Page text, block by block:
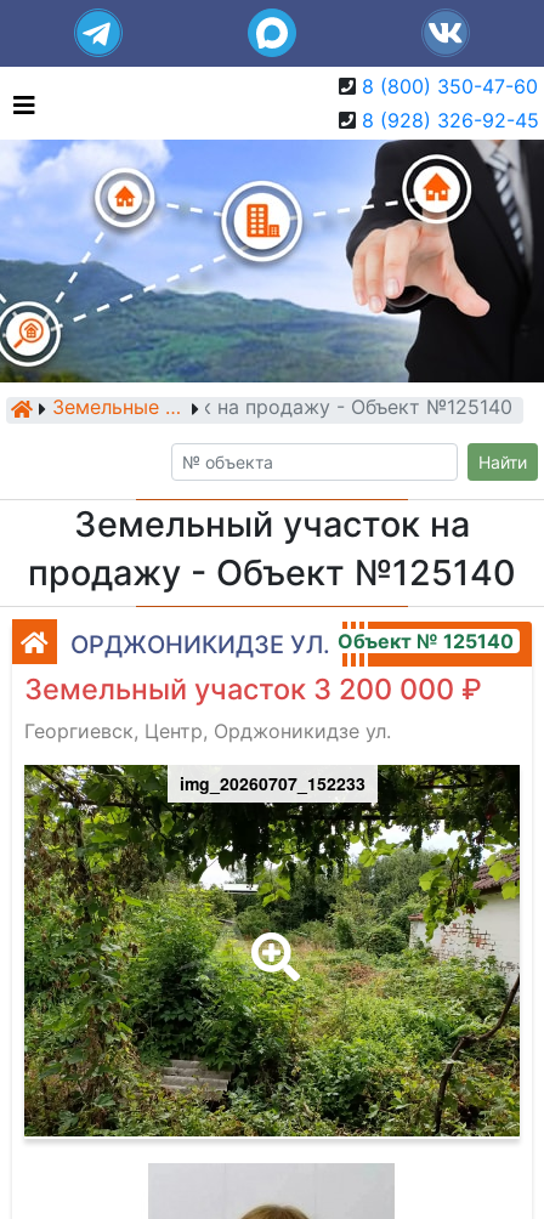
8 (800) 350-47-60
8 (928) 326-92-45
Земельные участки
Земельный участок на продажу - Объект №125140
Найти
Земельный участок на
продажу - Объект №125140
ОРДЖОНИКИДЗЕ УЛ. Объект № 125140
Земельный участок 3 200 000 ₽
Георгиевск, Центр, Орджоникидзе ул.
img_20260707_152233